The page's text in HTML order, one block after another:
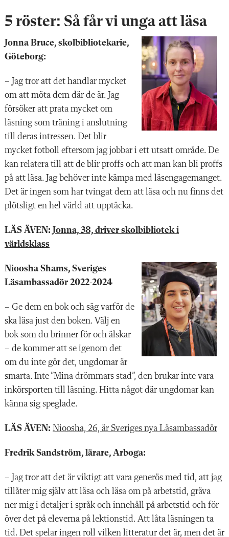
5 röster: Så får vi unga att läsa
Jonna Bruce, skolbibliotekarie,
Göteborg:
– Jag tror att det handlar mycket
om att möta dem där de är. Jag
försöker att prata mycket om
läsning som träning i anslutning
till deras intressen. Det blir
mycket fotboll eftersom jag jobbar i ett utsatt område. De
kan relatera till att de blir proffs och att man kan bli proffs
på att läsa. Jag behöver inte kämpa med läsengagemanget.
Det är ingen som har tvingat dem att läsa och nu finns det
plötsligt en hel värld att upptäcka.
LÄS ÄVEN: Jonna, 38, driver skolbibliotek i
världsklass
Nioosha Shams, Sveriges
Läsambassadör 2022-2024
– Ge dem en bok och säg varför de
ska läsa just den boken. Välj en
bok som du brinner för och älskar
­– de kommer att se igenom det
om du inte gör det, ungdomar är
smarta. Inte ”Mina drömmars stad”, den brukar inte vara
inkörsporten till läsning. Hitta något där ungdomar kan
känna sig speglade.
LÄS ÄVEN: Nioosha, 26, är Sveriges nya Läsambassadör
Fredrik Sandström, lärare, Arboga:
– Jag tror att det är viktigt att vara generös med tid, att jag
tillåter mig själv att läsa och läsa om på arbetstid, gräva
ner mig i detaljer i språk och innehåll på arbetstid och för
över det på eleverna på lektionstid. Att låta läsningen ta
tid. Det spelar ingen roll vilken litteratur det är, men det är